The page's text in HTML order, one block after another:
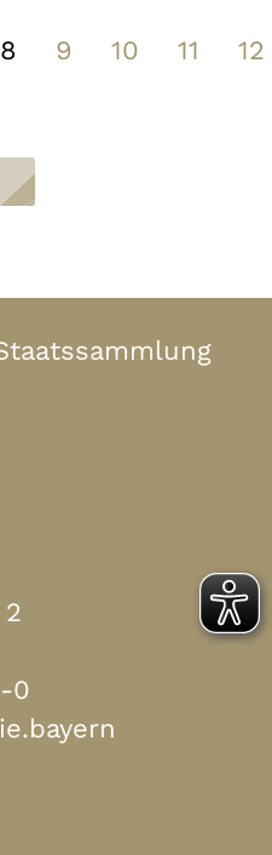
8 9 10 11 12
Museen in Bayern
0